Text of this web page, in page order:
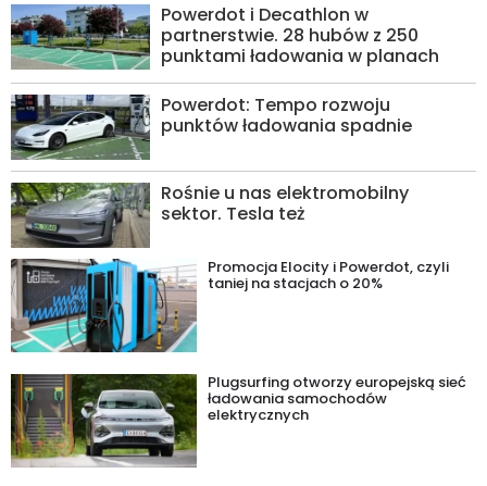
Powerdot i Decathlon w
partnerstwie. 28 hubów z 250
punktami ładowania w planach
Powerdot: Tempo rozwoju
punktów ładowania spadnie
Rośnie u nas elektromobilny
sektor. Tesla też
Promocja Elocity i Powerdot, czyli
taniej na stacjach o 20%
Plugsurfing otworzy europejską sieć
ładowania samochodów
elektrycznych